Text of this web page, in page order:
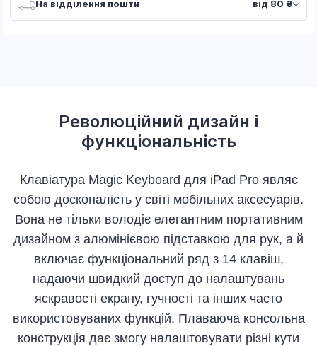
На відділення пошти від 80 ₴
Революційний дизайн і
функціональність
Клавіатура Magic Keyboard для iPad Pro являє
собою досконалість у світі мобільних аксесуарів.
Вона не тільки володіє елегантним портативним
дизайном з алюмінієвою підставкою для рук, а й
включає функціональний ряд з 14 клавіш,
надаючи швидкий доступ до налаштувань
яскравості екрану, гучності та інших часто
використовуваних функцій. Плаваюча консольна
конструкція дає змогу налаштовувати різні кути